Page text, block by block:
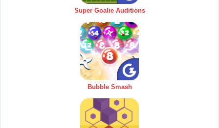
Super Goalie Auditions
Bubble Smash